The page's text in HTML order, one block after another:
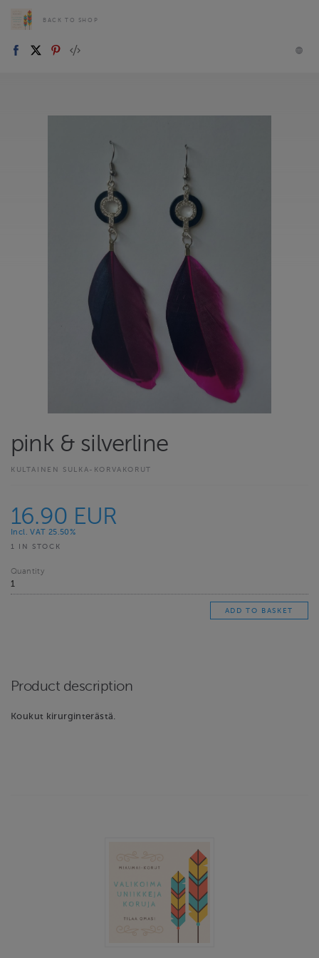
BACK TO SHOP
pink & silverline
KULTAINEN SULKA-KORVAKORUT
16.90 EUR
Incl. VAT 25.50%
1 IN STOCK
Quantity
Product description
Koukut kirurginterästä.